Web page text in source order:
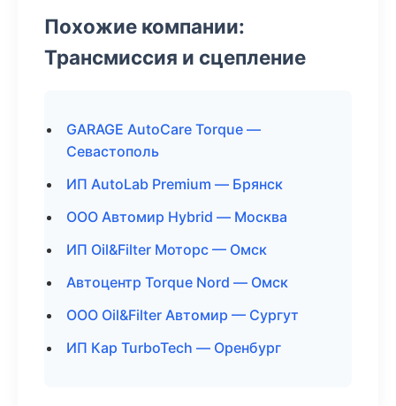
Похожие компании:
Трансмиссия и сцепление
GARAGE AutoCare Torque —
Севастополь
ИП AutoLab Premium — Брянск
ООО Автомир Hybrid — Москва
ИП Oil&Filter Моторс — Омск
Автоцентр Torque Nord — Омск
ООО Oil&Filter Автомир — Сургут
ИП Кар TurboTech — Оренбург